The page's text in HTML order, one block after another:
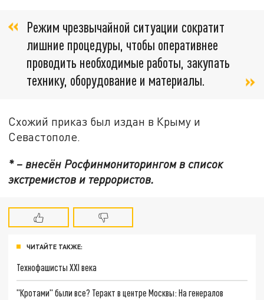
Режим чрезвычайной ситуации сократит
лишние процедуры, чтобы оперативнее
проводить необходимые работы, закупать
технику, оборудование и материалы.
Схожий приказ был издан в Крыму и
Севастополе.
* – внесён Росфинмониторингом в список
экстремистов и террористов.
ЧИТАЙТЕ ТАКЖЕ:
Технофашисты XXI века
"Кротами" были все? Теракт в центре Москвы: На генералов